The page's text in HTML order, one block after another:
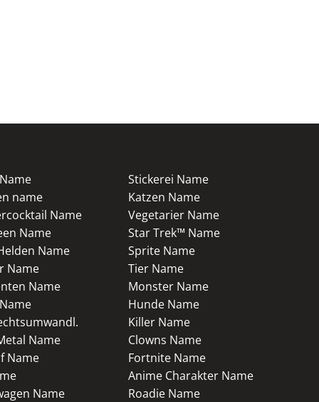
name
Name
Name
Name
Name
Name
Name
Name
Name
Stickerei Name
Katzen Name
Vegetarier Name
Star Trek™ Name
Sprite Name
Tier Name
Monster Name
Hunde Name
Killer Name
Clowns Name
Fortnite Name
Anime Charakter Name
Roadie Name